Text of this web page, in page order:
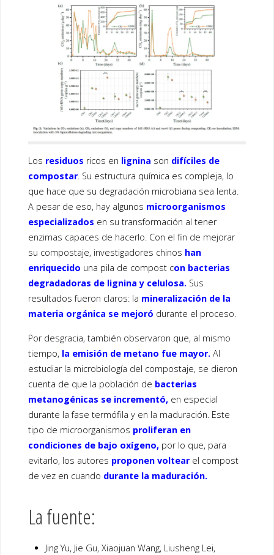
e
b
o
o
tt
er
k
e
dI
n
Los residuos ricos en lignina son difíciles de
compostar. Su estructura química es compleja, lo
que hace que su degradación microbiana sea lenta.
A pesar de eso, hay algunos microorganismos
especializados en su transformación al tener
enzimas capaces de hacerlo. Con el fin de mejorar
su compostaje, investigadores chinos han
enriquecido una pila de compost con bacterias
degradadoras de lignina y celulosa.Sus
resultados fueron claros: la mineralización de la
materia orgánica se mejoró durante el proceso.
Por desgracia, también observaron que, al mismo
tiempo, la emisión de metano fue mayor. Al
estudiar la microbiología del compostaje, se dieron
cuenta de que la población de bacterias
metanogénicas se incrementó,en especial
durante la fase termófila y en la maduración. Este
tipo de microorganismos proliferan en
condiciones de bajo oxígeno,por lo que, para
evitarlo, los autores proponen voltear el compost
de vez en cuando durante la maduración.
La fuente:
Jing Yu, Jie Gu, Xiaojuan Wang, Liusheng Lei,